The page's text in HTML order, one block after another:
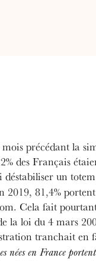
mois précédant la
des Français
un
2019, 81,4%
Cela fait
la loi du 4 mars
tranchait en
nées en France